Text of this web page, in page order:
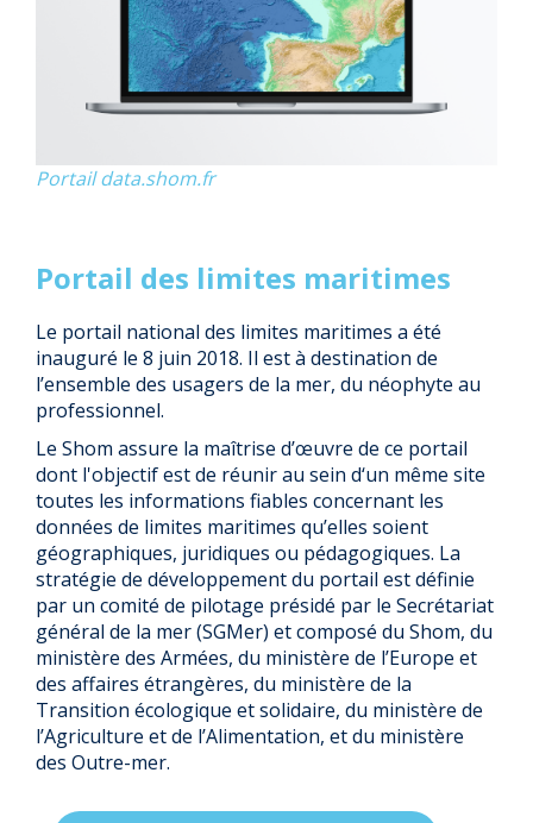
Portail data.shom.fr
Portail des limites maritimes
Le portail national des limites maritimes a été
inauguré le 8 juin 2018. Il est à destination de
l’ensemble des usagers de la mer, du néophyte au
professionnel.
Le Shom assure la maîtrise d’œuvre de ce portail
dont l'objectif est de réunir au sein d‘un même site
toutes les informations fiables concernant les
données de limites maritimes qu’elles soient
géographiques, juridiques ou pédagogiques. La
stratégie de développement du portail est définie
par un comité de pilotage présidé par le Secrétariat
général de la mer (SGMer) et composé du Shom, du
ministère des Armées, du ministère de l’Europe et
des affaires étrangères, du ministère de la
Transition écologique et solidaire, du ministère de
l’Agriculture et de l’Alimentation, et du ministère
des Outre-mer.